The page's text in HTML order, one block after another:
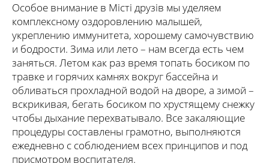
Особое внимание в Місті друзів мы уделяем
комплексному оздоровлению малышей,
укреплению иммунитета, хорошему самочувствию
и бодрости. Зима или лето – нам всегда есть чем
заняться. Летом как раз время топать босиком по
травке и горячих камнях вокруг бассейна и
обливаться прохладной водой на дворе, а зимой –
вскрикивая, бегать босиком по хрустящему снежку
чтобы дыхание перехватывало. Все закаляющие
процедуры составлены грамотно, выполняются
ежедневно с соблюдением всех принципов и под
присмотром воспитателя.